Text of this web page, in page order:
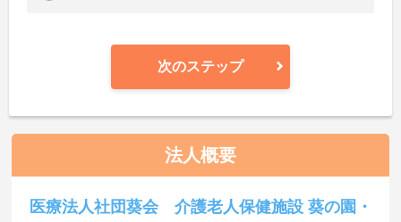
次のステップ
法人概要
医療法人社団葵会 介護老人保健施設 葵の園・